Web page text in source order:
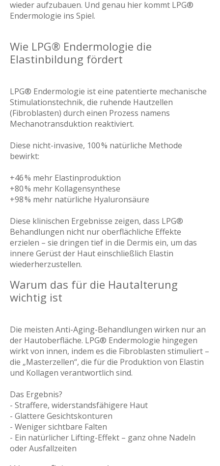
wieder aufzubauen. Und genau hier kommt LPG®
Endermologie ins Spiel.
Wie LPG® Endermologie die
Elastinbildung fördert
LPG® Endermologie ist eine patentierte mechanische
Stimulationstechnik, die ruhende Hautzellen
(Fibroblasten) durch einen Prozess namens
Mechanotransduktion reaktiviert.
Diese nicht-invasive, 100 % natürliche Methode
bewirkt:
+46 % mehr Elastinproduktion
+80 % mehr Kollagensynthese
+98 % mehr natürliche Hyaluronsäure
Diese klinischen Ergebnisse zeigen, dass LPG®
Behandlungen nicht nur oberflächliche Effekte
erzielen – sie dringen tief in die Dermis ein, um das
innere Gerüst der Haut einschließlich Elastin
wiederherzustellen.
Warum das für die Hautalterung
wichtig ist
Die meisten Anti-Aging-Behandlungen wirken nur an
der Hautoberfläche. LPG® Endermologie hingegen
wirkt von innen, indem es die Fibroblasten stimuliert –
die „Masterzellen“, die für die Produktion von Elastin
und Kollagen verantwortlich sind.
Das Ergebnis?
- Straffere, widerstandsfähigere Haut
- Glattere Gesichtskonturen
- Weniger sichtbare Falten
- Ein natürlicher Lifting-Effekt – ganz ohne Nadeln
oder Ausfallzeiten